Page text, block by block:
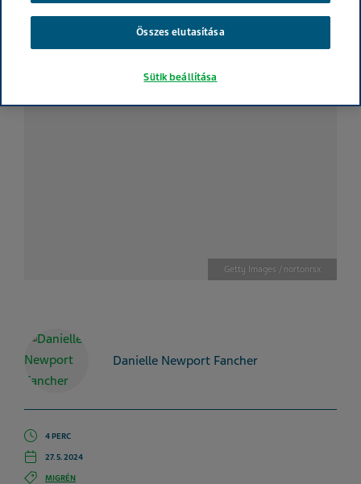
Asztma Kardiológia Mentális
Getty Images / nortonrsx
Danielle Newport Fancher
4 PERC
27. 5. 2024
MIGRÉN
Összes elutasítása
Sütik beállítása